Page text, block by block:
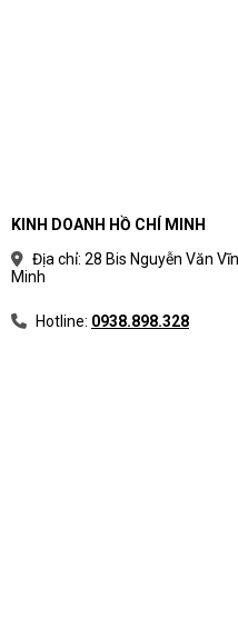
KINH DOANH HỒ CHÍ MINH
Địa chỉ: 28 Bis Nguyễn Văn
Minh
Hotline: 0938.898.328